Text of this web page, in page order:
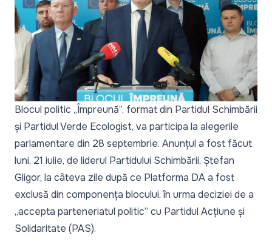
Blocul politic „Împreună”, format din Partidul Schimbării
și Partidul Verde Ecologist, va participa la alegerile
parlamentare din 28 septembrie. Anunțul a fost făcut
luni, 21 iulie, de liderul Partidului Schimbării, Ștefan
Gligor, la câteva zile după ce Platforma DAa fost
exclusă din componența blocului, în urma deciziei de a
„accepta parteneriatul politic” cu Partidul Acțiune și
Solidaritate (PAS).